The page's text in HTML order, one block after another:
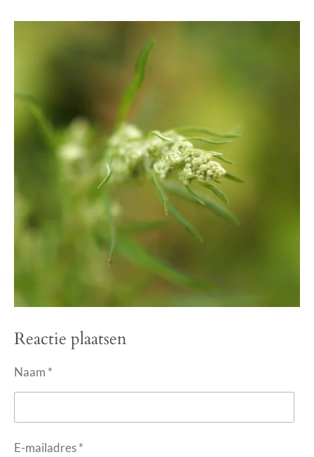
Reactie plaatsen
Naam *
E-mailadres *